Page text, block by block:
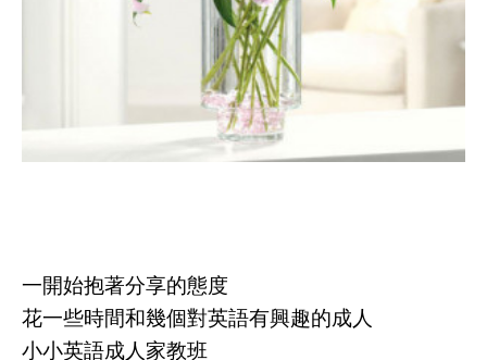
一開始抱著分享的態度
花一些時間和幾個對英語有興趣的成人
小小英語成人家教班